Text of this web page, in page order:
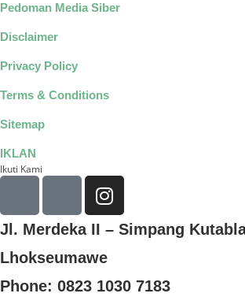
Pedoman Media Siber
Disclaimer
Privacy Policy
Terms & Conditions
Sitemap
IKLAN
Ikuti Kami
Jl. Merdeka II – Simpang
Lhokseumawe
Phone: 0823 1030 7183